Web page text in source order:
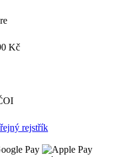
Kč
rejstřík